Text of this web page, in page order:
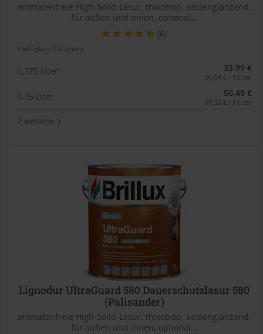
aromatenfreie High-Solid-Lasur, thixotrop, seidenglänzend,
für außen und innen, optional...
(6)
Verfügbare Varianten
0,375 Liter 33,99 €
90,64 € / 1 Liter
0,75 Liter 50,49 €
67,32 € / 1 Liter
2 weitere
Lignodur UltraGuard 580 Dauerschutzlasur 580
(Palisander)
aromatenfreie High-Solid-Lasur, thixotrop, seidenglänzend,
für außen und innen, optional...